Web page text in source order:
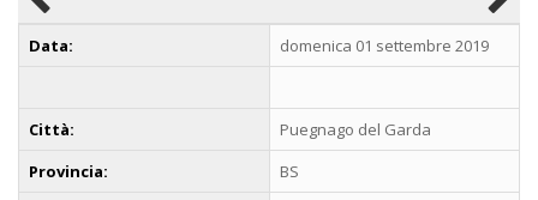
Data: domenica 01 settembre 2019
Città:
Puegnago del Garda
Provincia:
BS